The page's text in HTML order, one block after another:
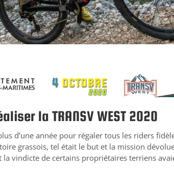
la TRANSV WEST 2020
d’une année pour régaler tous les riders
grassois, tel était le but et la mission
la vindicte de certains propriétaires terriens